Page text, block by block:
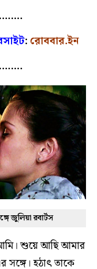
: রোববার.ইন
জুলিয়া রবার্টস
শুয়ে আছি আমার
সঙ্গে। হঠাৎ তাকে